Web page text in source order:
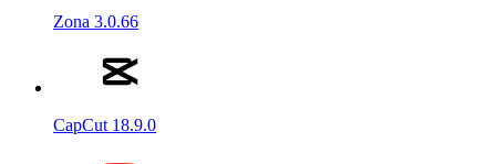
Zona 3.0.66
CapCut 18.9.0